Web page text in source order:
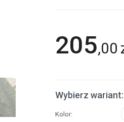
205,00
Wybierz wariant:
Kolor